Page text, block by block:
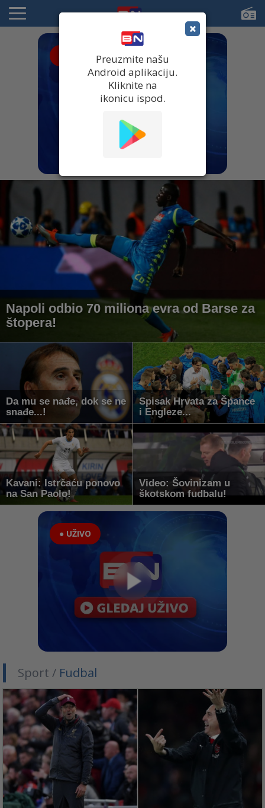
Napoli odbio 70 miliona evra od Barse za
štopera!
Da mu se nađe, dok se ne
snađe...!
Spisak Hrvata za Špance
i Engleze...
Kavani: Istrčaću ponovo
na San Paolo!
Video: Šovinizam u
škotskom fudbalu!
● UŽIVO
Sport / Fudbal
×
Preuzmite našu
Android aplikaciju.
Kliknite na
ikonicu ispod.